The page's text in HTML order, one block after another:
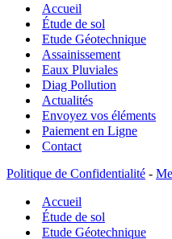
des
sols
Accueil
Étude de sol
Etude Géotechnique
Assainissement
Eaux Pluviales
Diag Pollution
Actualités
Envoyez vos éléments
Paiement en Ligne
Contact
Politique de Confidentialité -
Accueil
Étude de sol
Etude Géotechnique